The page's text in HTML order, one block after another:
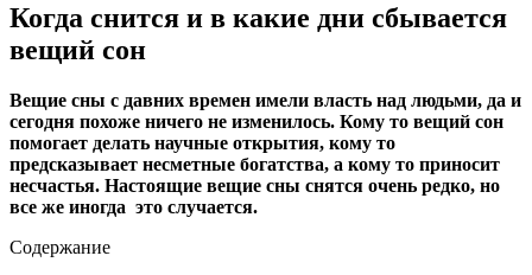
Когда снится и в какие дни сбывается
вещий сон
Вещие сны с давних времен имели власть над людьми, да и
сегодня похоже ничего не изменилось. Кому то вещий сон
помогает делать научные открытия, кому то
предсказывает несметные богатства, а кому то приносит
несчастья. Настоящие вещие сны снятся очень редко, но
все же иногда это случается.
Содержание